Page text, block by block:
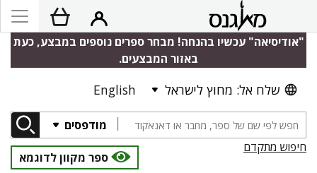
"אודיסיאה" עכשיו בהנחה! מבחר ספרים נוספים במבצע, כעת
באזור המבצעים.
שלח אל: מחוץ לישראל English
מודפסים
חיפוש מתקדם
ספר מקוון לדוגמא